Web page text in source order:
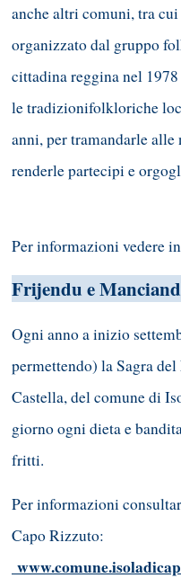
anche altri comuni, tra
organizzato dal gruppo
cittadina reggina nel
le tradizionifolkloriche
anni, per tramandarle
renderle partecipi e
Per informazioni vedere
Frijendu e
Ogni anno a inizio
permettendo) la Sagra
Castella, del comune di
giorno ogni dieta e
fritti.
Per informazioni
Capo Rizzuto: